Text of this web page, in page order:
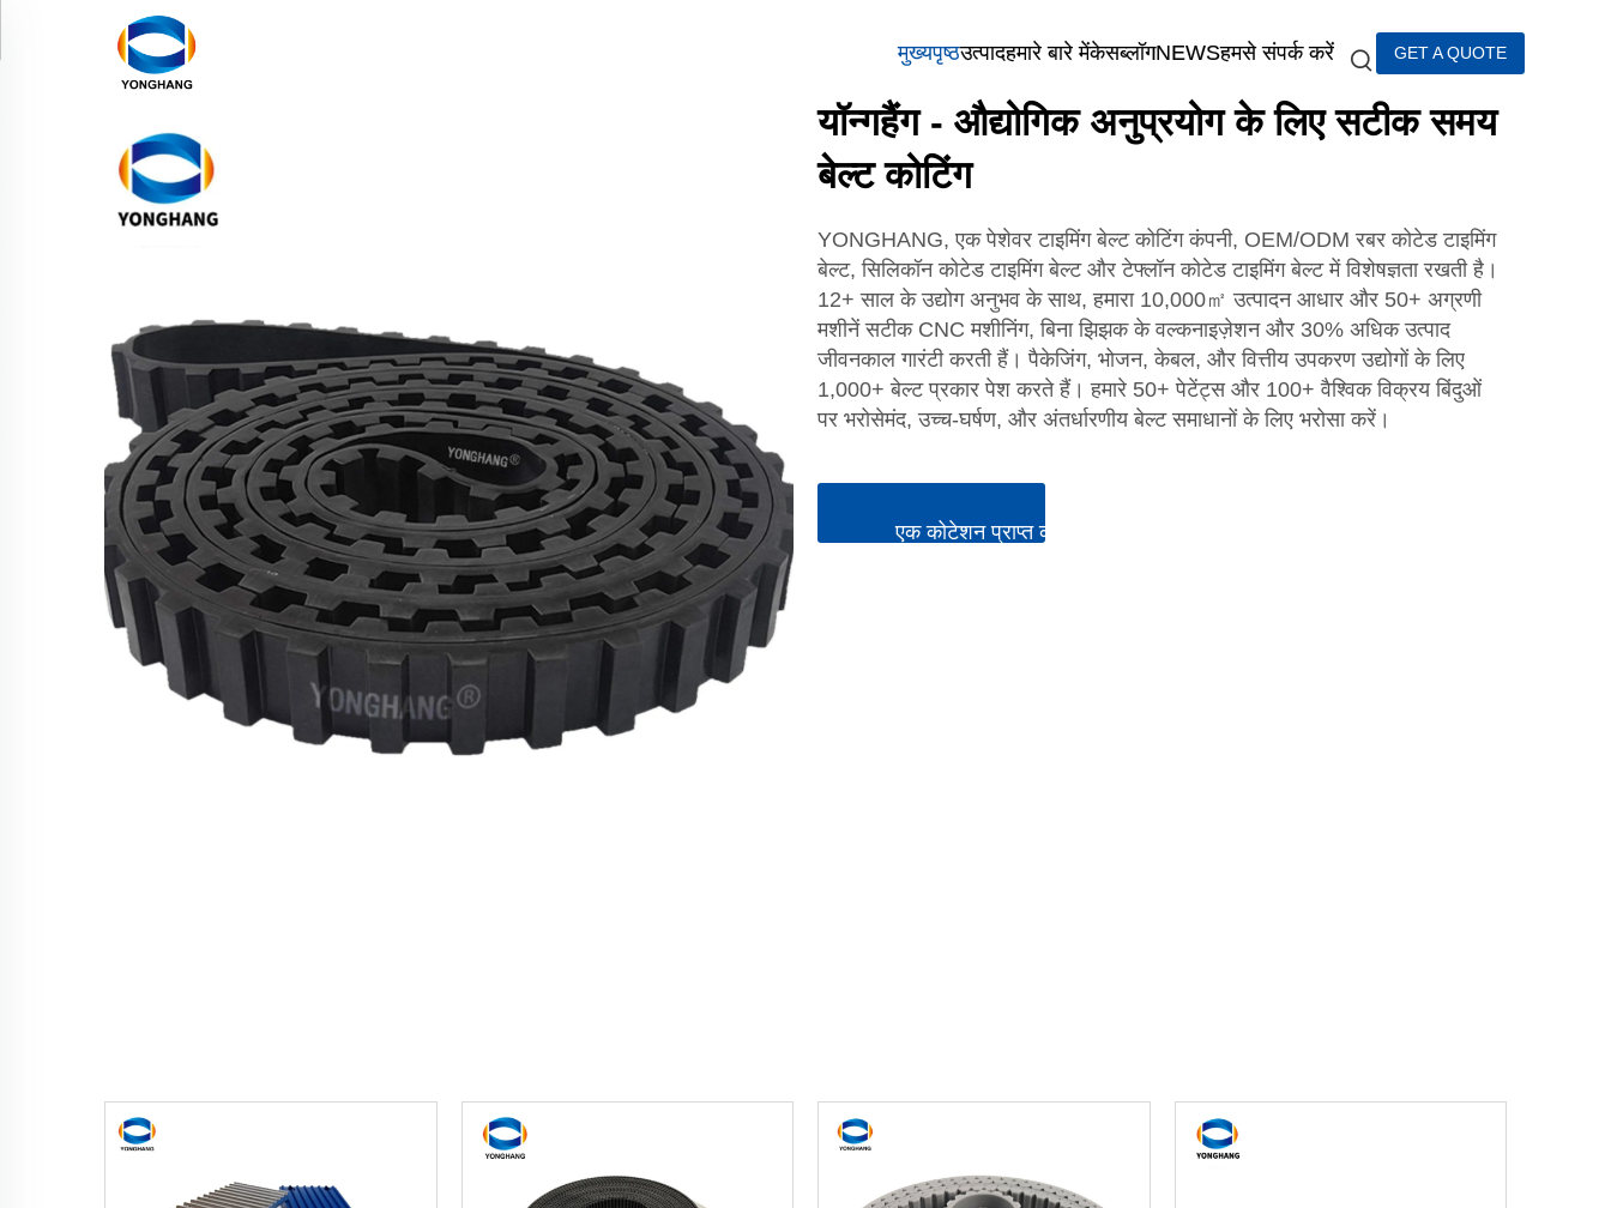
मुख्यपृष्ठउत्पादहमारे बारे मेंकेसब्लॉगNEWSहमसे संपर्क करें GET A QUOTE
यॉन्गहैंग - औद्योगिक अनुप्रयोग के लिए सटीक समय
बेल्ट कोटिंग
YONGHANG, एक पेशेवर टाइमिंग बेल्ट कोटिंग कंपनी, OEM/ODM रबर कोटेड टाइमिंग
बेल्ट, सिलिकॉन कोटेड टाइमिंग बेल्ट और टेफ्लॉन कोटेड टाइमिंग बेल्ट में विशेषज्ञता रखती है।
12+ साल के उद्योग अनुभव के साथ, हमारा 10,000㎡ उत्पादन आधार और 50+ अग्रणी
मशीनें सटीक CNC मशीनिंग, बिना झिझक के वल्कनाइज़ेशन और 30% अधिक उत्पाद
जीवनकाल गारंटी करती हैं। पैकेजिंग, भोजन, केबल, और वित्तीय उपकरण उद्योगों के लिए
1,000+ बेल्ट प्रकार पेश करते हैं। हमारे 50+ पेटेंट्स और 100+ वैश्विक विक्रय बिंदुओं
पर भरोसेमंद, उच्च-घर्षण, और अंतर्धारणीय बेल्ट समाधानों के लिए भरोसा करें।
एक कोटेशन प्राप्त करें